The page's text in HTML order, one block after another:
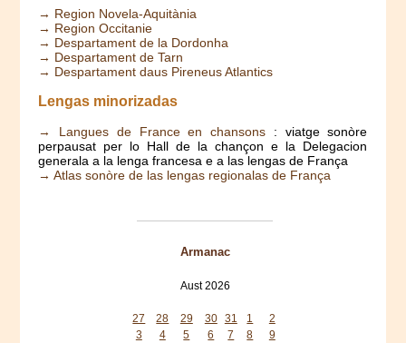
→ Region Novela-Aquitània
→ Region Occitanie
→ Despartament de la Dordonha
→ Despartament de Tarn
→ Despartament daus Pireneus Atlantics
Lengas minorizadas
→ Langues de France en chansons : viatge sonòre
perpausat per lo Hall de la chançon e la Delegacion
generala a la lenga francesa e a las lengas de França
→ Atlas sonòre de las lengas regionalas de França
Armanac
Aust 2026
27
28 29 30 31 1
2
3
4 5 6 7 8
9